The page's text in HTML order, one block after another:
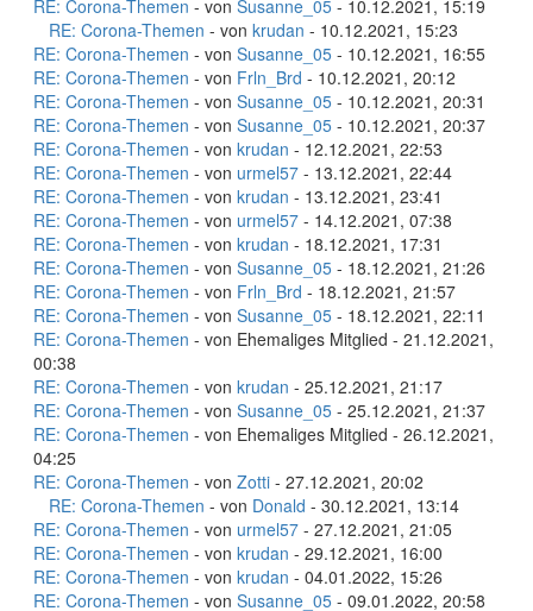
RE: Corona-Themen - von Susanne_05 - 10.12.2021, 15:19
RE: Corona-Themen - von krudan - 10.12.2021, 15:23
RE: Corona-Themen - von Susanne_05 - 10.12.2021, 16:55
RE: Corona-Themen - von Frln_Brd - 10.12.2021, 20:12
RE: Corona-Themen - von Susanne_05 - 10.12.2021, 20:31
RE: Corona-Themen - von Susanne_05 - 10.12.2021, 20:37
RE: Corona-Themen - von krudan - 12.12.2021, 22:53
RE: Corona-Themen - von urmel57 - 13.12.2021, 22:44
RE: Corona-Themen - von krudan - 13.12.2021, 23:41
RE: Corona-Themen - von urmel57 - 14.12.2021, 07:38
RE: Corona-Themen - von krudan - 18.12.2021, 17:31
RE: Corona-Themen - von Susanne_05 - 18.12.2021, 21:26
RE: Corona-Themen - von Frln_Brd - 18.12.2021, 21:57
RE: Corona-Themen - von Susanne_05 - 18.12.2021, 22:11
RE: Corona-Themen - von Ehemaliges Mitglied - 21.12.2021,
00:38
RE: Corona-Themen - von krudan - 25.12.2021, 21:17
RE: Corona-Themen - von Susanne_05 - 25.12.2021, 21:37
RE: Corona-Themen - von Ehemaliges Mitglied - 26.12.2021,
04:25
RE: Corona-Themen - von Zotti - 27.12.2021, 20:02
RE: Corona-Themen - von Donald - 30.12.2021, 13:14
RE: Corona-Themen - von urmel57 - 27.12.2021, 21:05
RE: Corona-Themen - von krudan - 29.12.2021, 16:00
RE: Corona-Themen - von krudan - 04.01.2022, 15:26
RE: Corona-Themen - von Susanne_05 - 09.01.2022, 20:58